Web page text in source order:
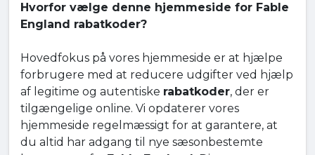
Hvorfor vælge denne hjemmeside for Fable
England rabatkoder?
Hovedfokus på vores hjemmeside er at hjælpe
forbrugere med at reducere udgifter ved hjælp
af legitime og autentiske rabatkoder, der er
tilgængelige online. Vi opdaterer vores
hjemmeside regelmæssigt for at garantere, at
du altid har adgang til nye sæsonbestemte